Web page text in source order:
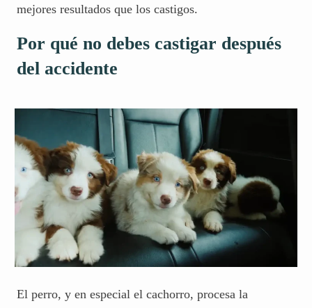
mejores resultados que los castigos.
Por qué no debes castigar después
del accidente
El perro, y en especial el cachorro, procesa la